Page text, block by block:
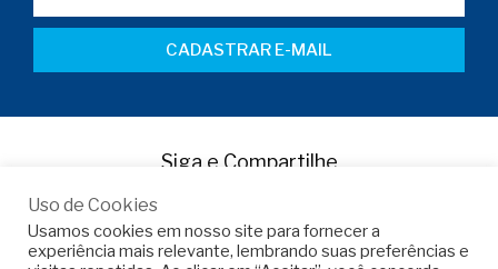
CADASTRAR E-MAIL
Siga e Compartilhe
Uso de Cookies
Usamos cookies em nosso site para fornecer a
experiência mais relevante, lembrando suas preferências e